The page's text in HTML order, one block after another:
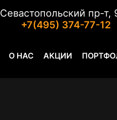
Севастопольский пр-т,
+7(495) 374-77-12
О НАС АКЦИИ